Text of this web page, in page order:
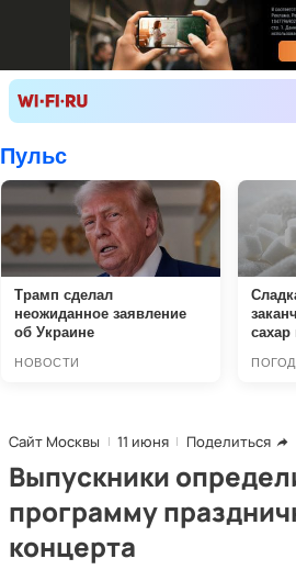
Сайт Москвы 11 июня Поделиться
Выпускники
программу
концерта